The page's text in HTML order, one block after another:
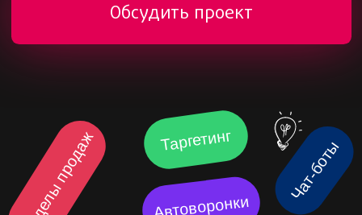
Внедрение CRM-систем
Маркетинг маркетплейсов